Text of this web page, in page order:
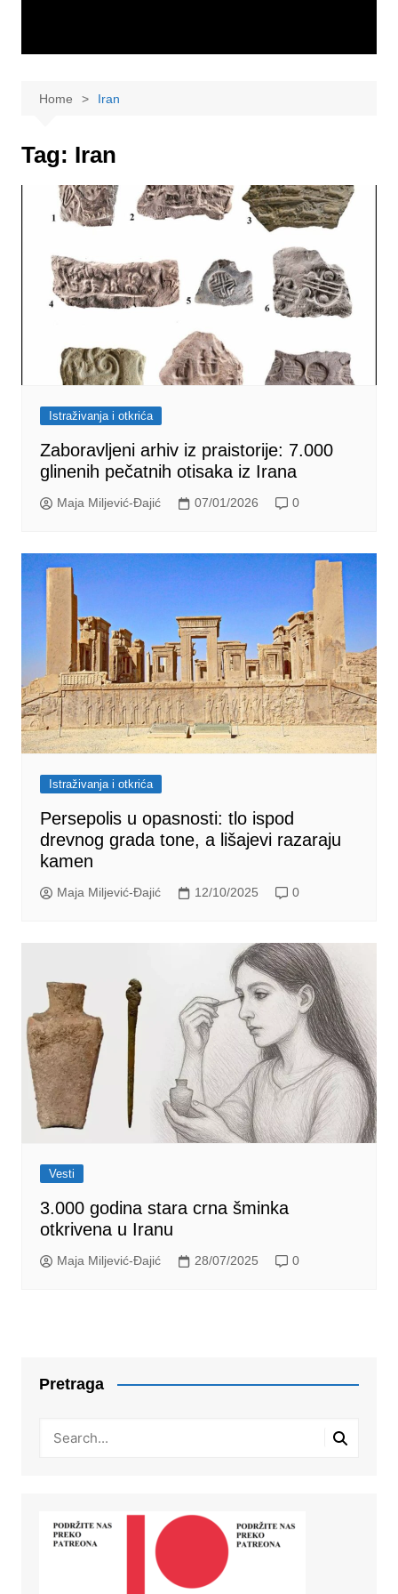
Home Iran
Tag: Iran
Istraživanja i otkrića
Zaboravljeni arhiv iz praistorije: 7.000
glinenih pečatnih otisaka iz Irana
Maja Miljević-Đajić 07/01/2026 0
Istraživanja i otkrića
Persepolis u opasnosti: tlo ispod
drevnog grada tone, a lišajevi razaraju
kamen
Maja Miljević-Đajić 12/10/2025 0
Vesti
3.000 godina stara crna šminka
otkrivena u Iranu
Maja Miljević-Đajić 28/07/2025 0
Pretraga